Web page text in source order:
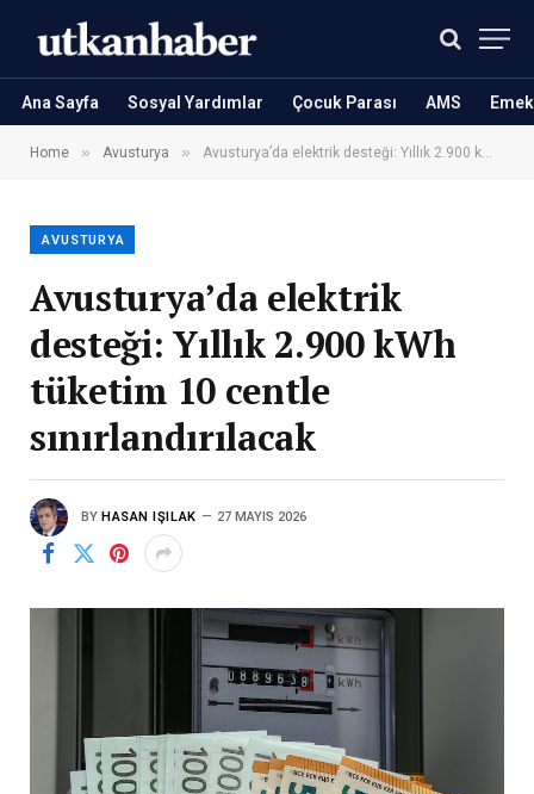
Ana Sayfa Sosyal Yardımlar Çocuk Parası AMS
Home » Avusturya » Avusturya’da elektrik desteği: Yıllık 2.900 kWh tüketim 10 centle sınırlandırılacak
AVUSTURYA
Avusturya’da elektrik
desteği: Yıllık 2.900 kWh
tüketim 10 centle
sınırlandırılacak
BY HASAN IŞILAK 27 MAYIS 2026